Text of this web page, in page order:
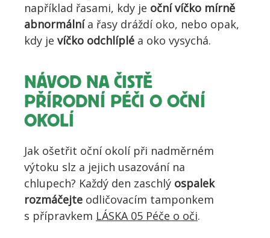
například řasami, kdy je oční víčko mírně
abnormálnía řasy dráždí oko, nebo opak,
kdy je víčko odchlíplé a oko vysychá.
NÁVOD NA ČISTĚ
PŘÍRODNÍ PÉČI O OČNÍ
OKOLÍ
Jak ošetřit oční okolí při nadměrném
výtoku slz a jejich usazování na
chlupech? Každý den zaschlý ospalek
rozmáčejte odličovacím tamponkem
s přípravkem LÁSKA 05 Péče o oči.